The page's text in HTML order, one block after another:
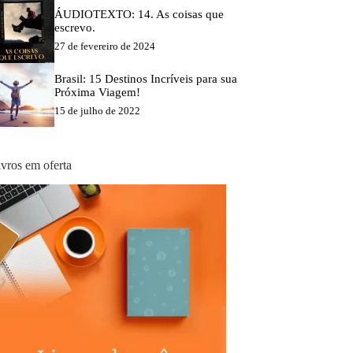
ÁUDIOTEXTO: 14. As coisas que
escrevo.
27 de fevereiro de 2024
Brasil: 15 Destinos Incríveis para sua
Próxima Viagem!
15 de julho de 2022
em oferta